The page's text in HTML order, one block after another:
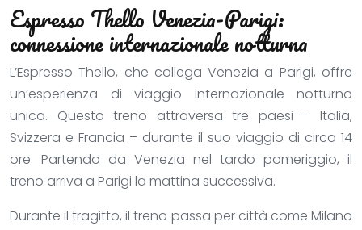
Espresso Thello Venezia-Parigi:
connessione internazionale notturna
L’Espresso Thello, che collega Venezia a Parigi, offre
un’esperienza di viaggio internazionale notturno
unica. Questo treno attraversa tre paesi – Italia,
Svizzera e Francia – durante il suo viaggio di circa 14
ore. Partendo da Venezia nel tardo pomeriggio, il
treno arriva a Parigi la mattina successiva.
Durante il tragitto, il treno passa per città come Milano